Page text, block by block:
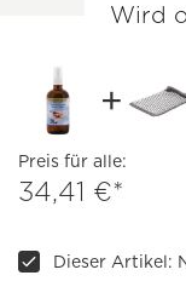
Wird
Preis für alle:
34,41 €*